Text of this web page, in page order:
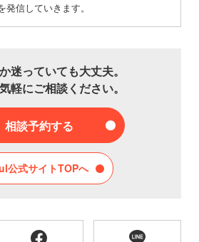
発信していきます。
迷っていても大丈夫。
軽にご相談ください。
相談予約する
公式サイトTOPへ